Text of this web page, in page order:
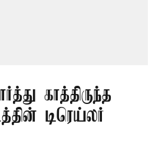
காத்திருந்த
டிரெய்லர்